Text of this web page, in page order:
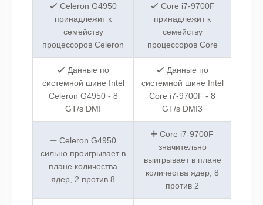
Celeron G4950
принадлежит к
семейству
процессоров Celeron
Core i7-9700F
принадлежит к
семейству
процессоров Core
Данные по
системной шине Intel
Celeron G4950 - 8
GT/s DMI
Данные по
системной шине Intel
Core i7-9700F - 8
GT/s DMI3
Celeron G4950
сильно проигрывает в
плане количества
ядер, 2 против 8
Core i7-9700F
значительно
выигрывает в плане
количества ядер, 8
против 2